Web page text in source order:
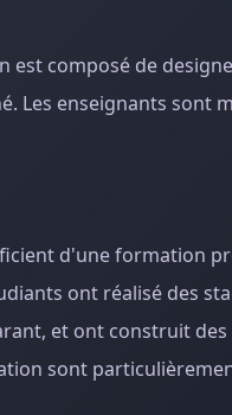
est composé de
Les enseignants
d'une formation
ont réalisé des
et ont construit
sont